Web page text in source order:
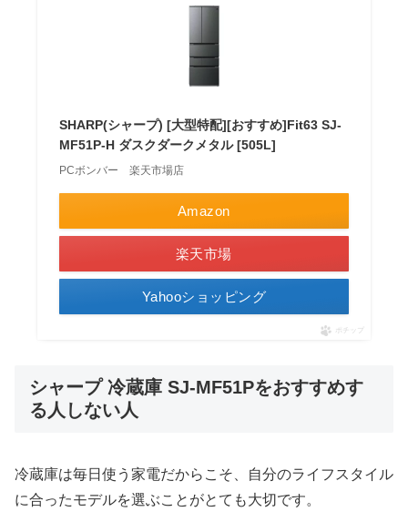
SHARP(シャープ) [大型特配][おすすめ]Fit63 SJ-
MF51P-H ダスクダークメタル [505L]
PCボンバー 楽天市場店
Amazon
楽天市場
Yahooショッピング
ポチップ
シャープ 冷蔵庫 SJ-MF51Pをおすすめす
る人しない人
冷蔵庫は毎日使う家電だからこそ、自分のライフスタイル
に合ったモデルを選ぶことがとても大切です。